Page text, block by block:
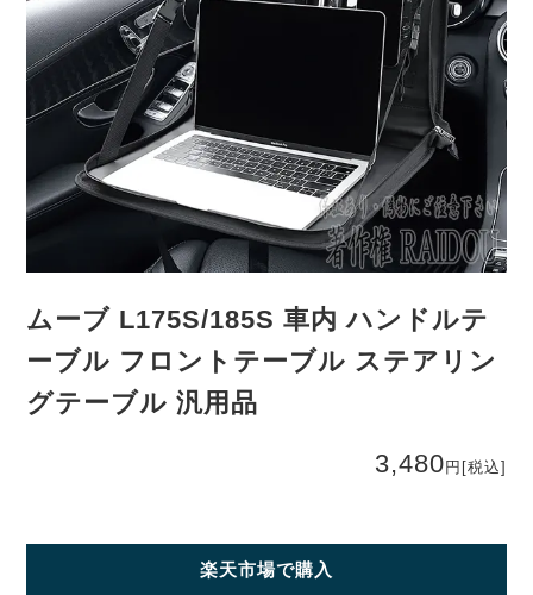
ムーブ L175S/185S 車内 ハンドルテ
ーブル フロントテーブル ステアリン
グテーブル 汎用品
3,480円 [税込]
楽天市場で購入